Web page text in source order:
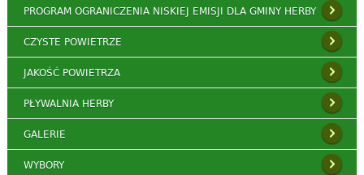
PROGRAM OGRANICZENIA NISKIEJ EMISJI DLA GMINY HERBY
CZYSTE POWIETRZE
JAKOŚĆ POWIETRZA
PŁYWALNIA HERBY
GALERIE
WYBORY